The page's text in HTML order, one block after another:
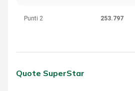
Punti 2 253.797
Quote SuperStar